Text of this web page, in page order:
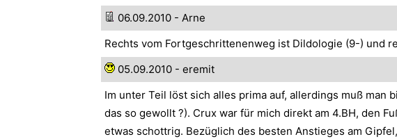
06.09.2010 - Arne
Rechts vom Fortgeschrittenenweg ist Dildologie (9-) und
05.09.2010 - eremit
Im unter Teil löst sich alles prima auf, allerdings muß man
das so gewollt ?). Crux war für mich direkt am 4.BH, den
etwas schottrig. Bezüglich des besten Anstieges am